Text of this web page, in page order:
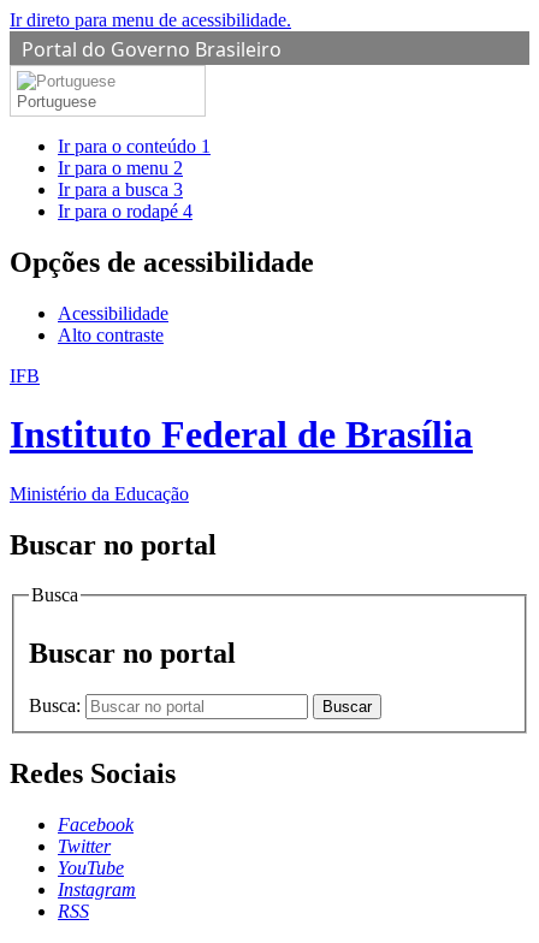
Ir direto para menu de acessibilidade.
Portal do Governo Brasileiro
Portuguese
Ir para o conteúdo 1
Ir para o menu 2
Ir para a busca 3
Ir para o rodapé 4
Opções de acessibilidade
Acessibilidade
Alto contraste
IFB
Instituto Federal de Brasília
Ministério da Educação
Buscar no portal
Busca
Buscar no portal
Busca: Buscar
Redes Sociais
Facebook
Twitter
YouTube
Instagram
RSS